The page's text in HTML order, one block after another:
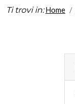
Ti trovi in: Home